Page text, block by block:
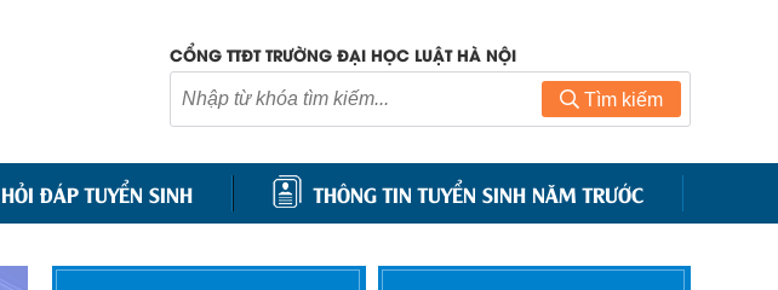
CỔNG TTĐT TRƯỜNG ĐẠI HỌC LUẬT HÀ NỘI
Tìm kiếm
HỎI ĐÁP TUYỂN SINH THÔNG TIN TUYỂN SINH NĂM TRƯỚC